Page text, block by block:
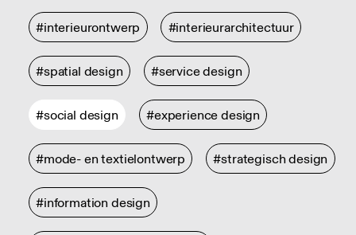
#interieurontwerp #interieurarchitectuur
#spatial design #service design
#social design #experience design
#mode- en textielontwerp #strategisch design
#information design